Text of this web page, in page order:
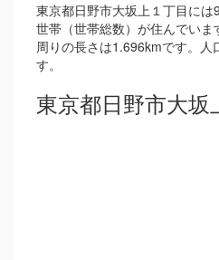
東京都日野市大坂上１丁目に
世帯（世帯総数）が住んでいま
周りの長さは1.696kmです。人
す。
東京都日野市大